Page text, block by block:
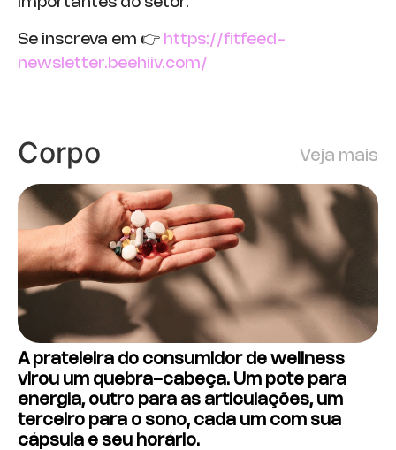
Se inscreva em 👉 https://fitfeed-
newsletter.beehiiv.com/
Corpo Veja mais
A prateleira do consumidor de wellness
virou um quebra-cabeça. Um pote para
energia, outro para as articulações, um
terceiro para o sono, cada um com sua
cápsula e seu horário.